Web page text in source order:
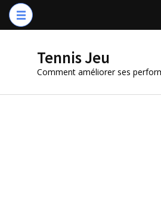
Aller
au
(PressezTennis Jeu
Comment améliorer ses